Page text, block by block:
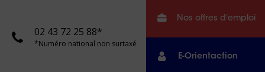
02 43 72 25 88*
*Numéro national non surtaxé
Nos offres d'emploi
E-Orientaction